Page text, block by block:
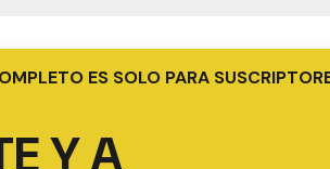
ES SOLO PARA
Y A